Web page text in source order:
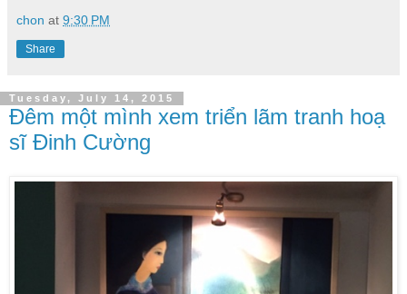
chon at 9:30 PM
Share
Tuesday, July 14, 2015
Đêm một mình xem triển lãm tranh hoạ
sĩ Đinh Cường